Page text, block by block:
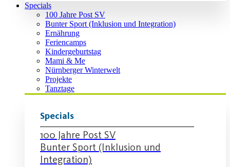
Specials
100 Jahre Post SV
Bunter Sport (Inklusion und Integration)
Ernährung
Feriencamps
Kindergeburtstag
Mami & Me
Nürnberger Winterwelt
Projekte
Tanztage
Specials
100 Jahre Post SV
Bunter Sport (Inklusion und
Integration)